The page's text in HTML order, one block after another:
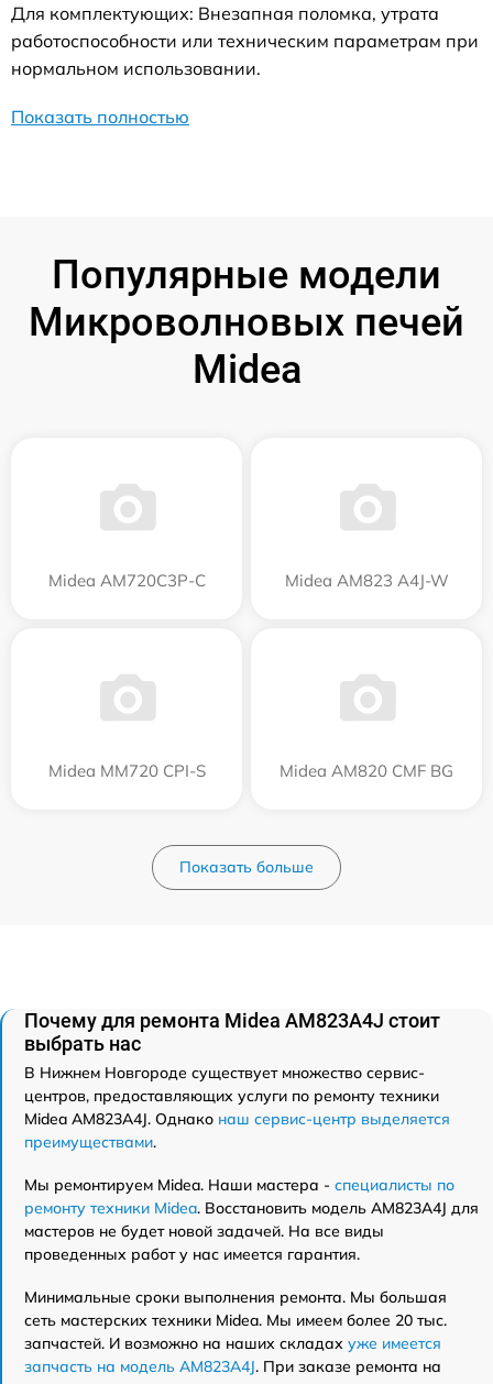
Для комплектующих: Внезапная поломка, утрата
работоспособности или техническим параметрам при
нормальном использовании.
Показать полностью
Популярные модели
Микроволновых печей
Midea
Midea AM720C3P-C Midea AM823 A4J-W
Midea MM720 CPI-S Midea AM820 CMF BG
Показать больше
Почему для ремонта Midea AM823A4J стоит
выбрать нас
В Нижнем Новгороде существует множество сервис-
центров, предоставляющих услуги по ремонту техники
Midea AM823A4J. Однако наш сервис-центр выделяется
преимуществами.
Мы ремонтируем Midea. Наши мастера - специалисты по
ремонту техники Midea. Восстановить модель AM823A4J для
мастеров не будет новой задачей. На все виды
проведенных работ у нас имеется гарантия.
Минимальные сроки выполнения ремонта. Мы большая
сеть мастерских техники Midea. Мы имеем более 20 тыс.
запчастей. И возможно на наших складах уже имеется
запчасть на модель AM823A4J. При заказе ремонта на